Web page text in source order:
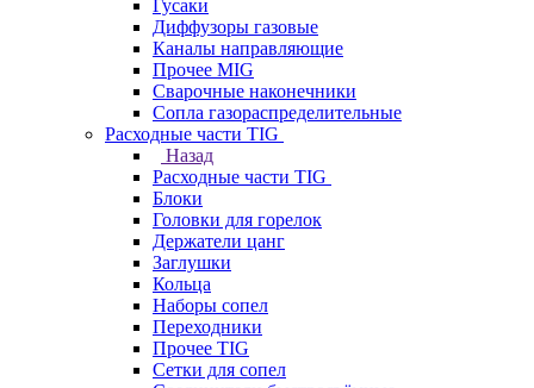
Гусаки
Диффузоры газовые
Каналы направляющие
Прочее MIG
Сварочные наконечники
Сопла газораспределительные
Расходные части TIG
Назад
Расходные части TIG
Блоки
Головки для горелок
Держатели цанг
Заглушки
Кольца
Наборы сопел
Переходники
Прочее TIG
Сетки для сопел